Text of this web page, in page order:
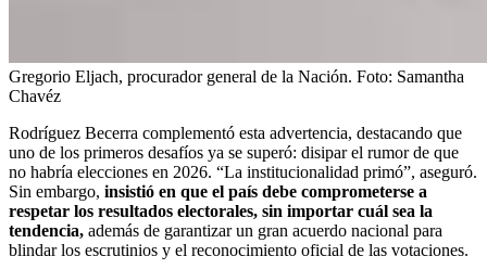
Gregorio Eljach, procurador general de la Nación. Foto: Samantha
Chavéz
Rodríguez Becerra complementó esta advertencia, destacando que
uno de los primeros desafíos ya se superó: disipar el rumor de que
no habría elecciones en 2026. “La institucionalidad primó”, aseguró.
Sin embargo, insistió en que el país debe comprometerse a
respetar los resultados electorales, sin importar cuál sea la
tendencia, además de garantizar un gran acuerdo nacional para
blindar los escrutinios y el reconocimiento oficial de las votaciones.